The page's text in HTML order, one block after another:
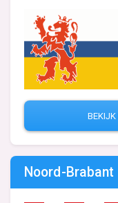
BEKIJK
Noord-Brabant